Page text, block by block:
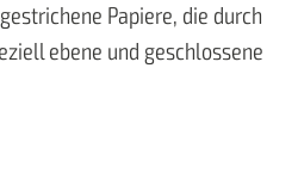
Papiere, die durch
ebene und geschlossene